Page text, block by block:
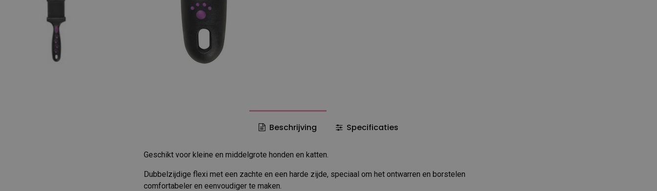
Beschrijving Specificaties
Geschikt voor kleine en middelgrote honden en katten.
Dubbelzijdige flexi met een zachte en een harde zijde, speciaal om het ontwarren en borstelen
comfortabeler en eenvoudiger te maken.